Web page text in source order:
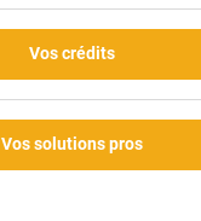
Vos crédits
Vos solutions pros